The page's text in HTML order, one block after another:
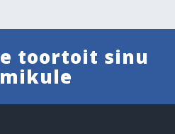
toortoit sinu